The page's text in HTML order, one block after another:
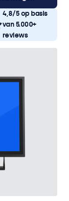
4,8/5 op basis
van 5.000+
reviews